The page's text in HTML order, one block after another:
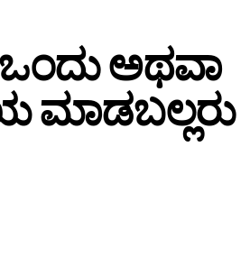
ಅಥವಾ
ಮಾಡಬಲ್ಲರು